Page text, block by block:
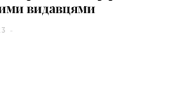
видавцями
-